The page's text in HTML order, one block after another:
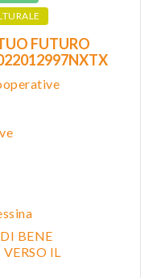
FUTURO
BENE
IL